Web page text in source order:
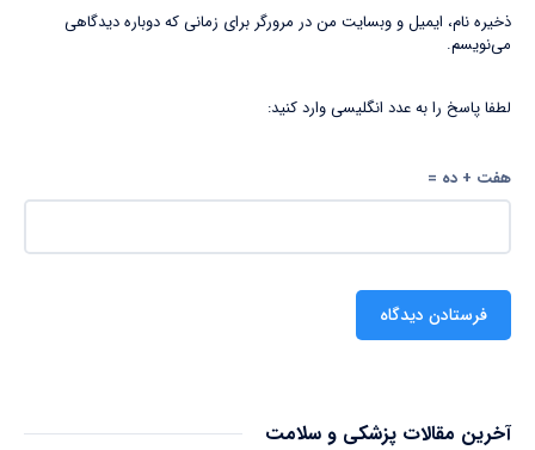
ذخیره نام، ایمیل و وبسایت من در مرورگر برای زمانی که دوباره دیدگاهی
می‌نویسم.
لطفا پاسخ را به عدد انگلیسی وارد کنید:
هفت + ده =
آخرین مقالات پزشکی و سلامت